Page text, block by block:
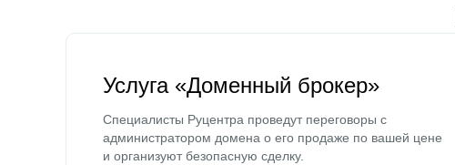
Услуга «Доменный брокер»
Специалисты Руцентра проведут переговоры с
администратором домена о его продаже по вашей цене
и организуют безопасную сделку.